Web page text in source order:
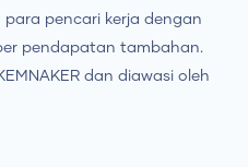
pencari kerja dengan
pendapatan tambahan.
dan diawasi oleh